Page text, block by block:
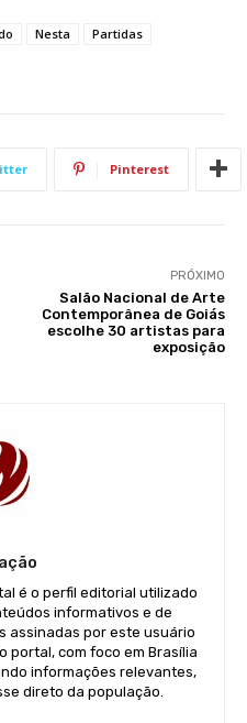
Nesta
Partidas
Pinterest
PRÓXIMO
Salão Nacional de Arte
Contemporânea de Goiás
escolhe 30 artistas para
exposição
é o perfil editorial utilizado
informativos e de
assinadas por este usuário
portal, com foco em Brasília
informações relevantes,
direto da população.